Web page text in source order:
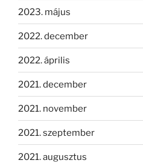
2023. május
2022. december
2022. április
2021. december
2021. november
2021. szeptember
2021. augusztus